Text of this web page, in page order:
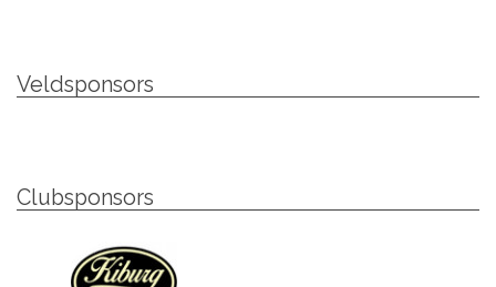
Veldsponsors
Clubsponsors